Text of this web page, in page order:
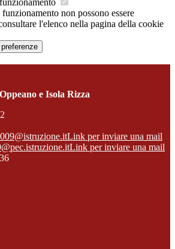
non possono essere
l'elenco nella pagina della cookie
e Isola Rizza
Link per inviare una mail
Link per inviare una mail